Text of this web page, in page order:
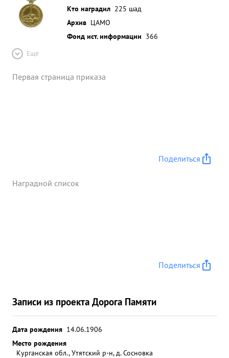
Кто наградил 225 шад
Архив ЦАМО
Фонд ист. информации 366
Ещё
Первая страница приказа
Поделиться
Наградной список
Поделиться
Записи из проекта Дорога Памяти
Дата рождения 14.06.1906
Место рождения
Курганская обл., Утятский р-н, д. Сосновка